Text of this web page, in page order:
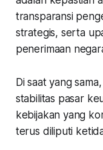
transparansi
strategis, serta
penerimaan
Di saat yang
stabilitas pasar
kebijakan yang
terus diliputi